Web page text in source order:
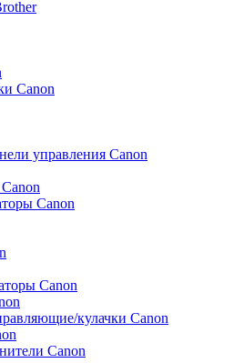
Canon
управления Canon
Canon
Canon
кулачки Canon
Canon